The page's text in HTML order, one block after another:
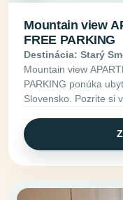
Mountain view
FREE PARKING
Destinácia: Starý
Mountain view
PARKING ponúka
Slovensko. Pozrite si